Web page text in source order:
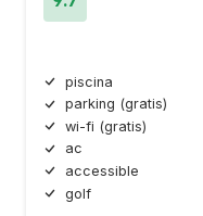
piscina
parking (gratis)
wi-fi (gratis)
ac
accessible
golf